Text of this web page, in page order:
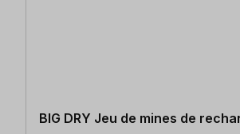
BIG DRY Jeu de mines de